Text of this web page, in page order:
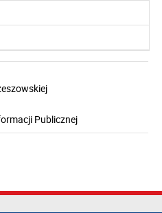
Publicznej